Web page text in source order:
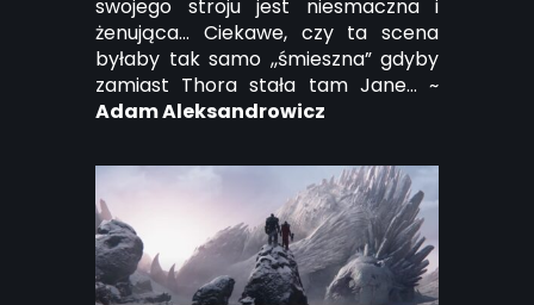
swojego stroju jest niesmaczna i
żenująca… Ciekawe, czy ta scena
byłaby tak samo ,,śmieszna” gdyby
zamiast Thora stała tam Jane… ~
Adam Aleksandrowicz